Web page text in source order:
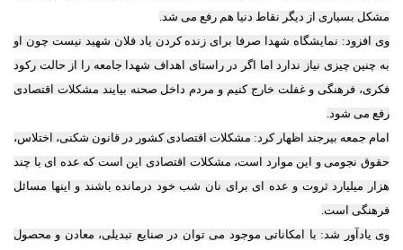
مشکل بسیاری از دیگر نقاط دنیا هم رفع می شد.
وی افزود: نمایشگاه شهدا صرفا برای زنده کردن یاد فلان شهید نیست چون او
به چنین چیزی نیاز ندارد اما اگر در راستای اهداف شهدا جامعه را از حالت رکود
فکری، فرهنگی و غفلت خارج کنیم و مردم داخل صحنه بیایند مشکلات اقتصادی
رفع می شود.
امام جمعه بیرجند اظهار کرد: مشکلات اقتصادی کشور در قانون شکنی، اختلاس،
حقوق نجومی و این موارد است، مشکلات اقتصادی این است که عده ای با چند
هزار میلیارد ثروت و عده ای برای نان شب خود درمانده باشند و اینها مسائل
فرهنگی است.
وی یادآور شد: با امکاناتی موجود می توان در صنایع تبدیلی، معادن و محصول